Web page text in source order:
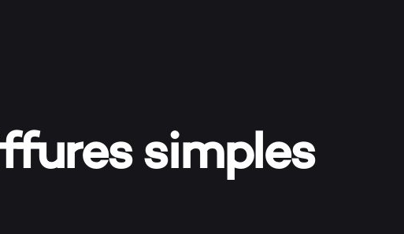
simples